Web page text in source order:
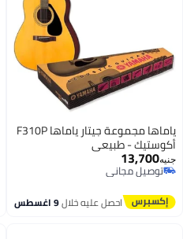
ياماها مجموعة جيتار ياماها F310P
أكوستيك - طبيعي
جنيه13,700
توصيل مجاني
توصيل مجاني
احصل عليه خلال9 اغسطس